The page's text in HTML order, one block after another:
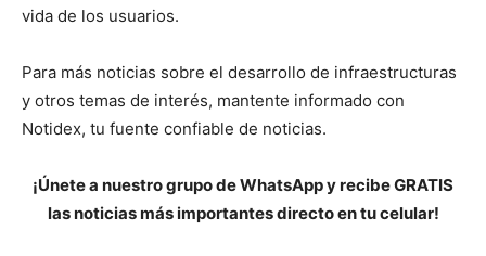
vida de los usuarios.
Para más noticias sobre el desarrollo de infraestructuras
y otros temas de interés, mantente informado con
Notidex, tu fuente confiable de noticias.
¡Únete a nuestro grupo de WhatsApp y recibe GRATIS
las noticias más importantes directo en tu celular!